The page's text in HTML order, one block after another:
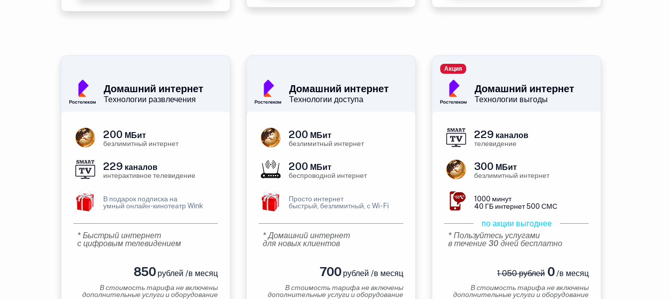
Домашний интернет
Технологии развлечения
200 МБит
безлимитный интернет
229 каналов
интерактивное телевидение
В подарок подписка на
умный онлайн-кинотеатр Wink
* Быстрый интернет
с цифровым телевидением
850рублей /в месяц
В стоимость тарифа не включены
дополнительные услуги и оборудование
Домашний интернет
Технологии доступа
200 МБит
безлимитный интернет
200 МБит
беспроводной интернет
Просто интернет
быстрый, безлимитный, с Wi-Fi
* Домашний интернет
для новых клиентов
700рублей /в месяц
В стоимость тарифа не включены
дополнительные услуги и оборудование
Домашний интернет
Технологии выгоды
Акция
229 каналов
телевидение
300 МБит
безлимитный интернет
1000 минут
40 ГБ интернет 500 СМС
по акции выгоднее
* Пользуйтесь услугами
в течение 30 дней бесплатно
1 050 рублей0/в месяц
В стоимость тарифа не включены
дополнительные услуги и оборудование